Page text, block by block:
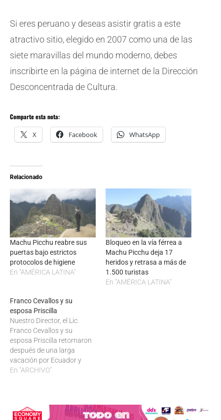
Si eres peruano y deseas asistir gratis a este
atractivo sitio, elegido en 2007 como una de las
siete maravillas del mundo moderno, debes
inscribirte en la página de internet de la Dirección
Desconcentrada de Cultura.
Comparte esta nota:
X Facebook WhatsApp
Relacionado
Machu Picchu reabre sus
puertas bajo estrictos
protocolos de higiene
En "AMÉRICA LATINA"
Bloqueo en la vía férrea a
Machu Picchu deja 17
heridos y retrasa a más de
1.500 turistas
En "AMÉRICA LATINA"
Franco Cevallos y su
esposa Priscilla
Nuestro Director, el Lic.
Franco Cevallos y su
esposa Priscilla retornaron
después de una larga
vacación por Ecuador y
Perú, donde visitaron la 8va
En "ARCHIVO"